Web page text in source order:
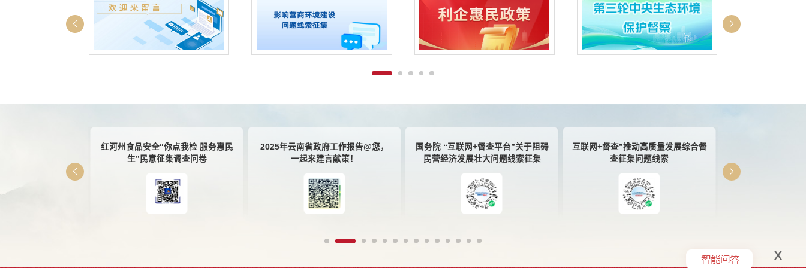
红河州食品安全“你点我检 服务惠民
生”民意征集调查问卷
2025年云南省政府工作报告@您，
一起来建言献策！
国务院 “互联网+督查平台”关于阻碍
民营经济发展壮大问题线索征集
互联网+督查”推动高质量发展综合督
查征集问题线索
x